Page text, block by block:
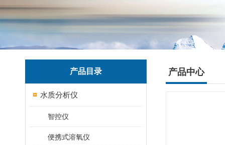
产品目录
水质分析仪
智控仪
便携式溶氧仪
产品中心